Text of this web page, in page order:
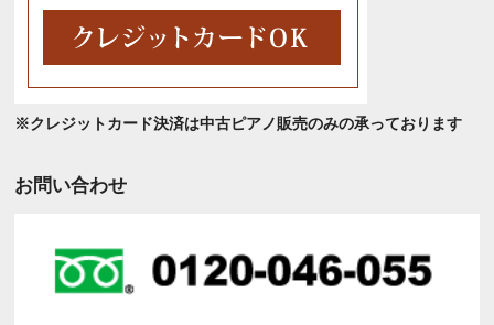
※クレジットカード決済は中古ピアノ販売のみの承っております
お問い合わせ